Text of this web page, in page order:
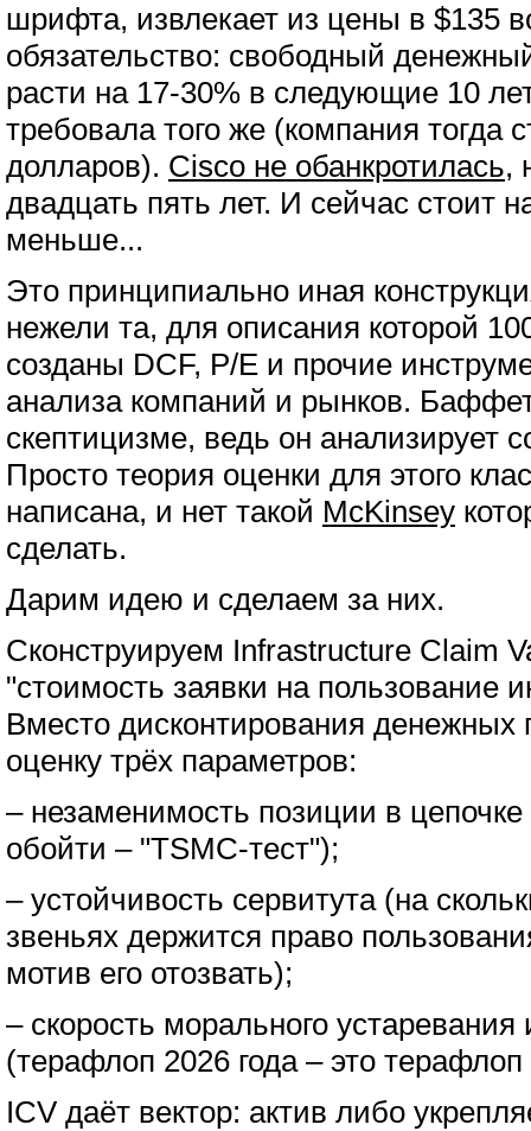
шрифта, извлекает из цены в $135
обязательство: свободный
расти на 17-30% в следующие 10
требовала того же (компания тогда
долларов). Cisco не обанкротилась,
двадцать пять лет. И сейчас стоит
меньше...
Это принципиально иная
нежели та, для описания которой
созданы DCF, P/E и прочие
анализа компаний и рынков.
скептицизме, ведь он анализирует
Просто теория оценки для этого
написана, и нет такой McKinsey
сделать.
Дарим идею и сделаем за них.
Сконструируем Infrastructure Claim
"стоимость заявки на пользование
Вместо дисконтирования денежных
оценку трёх параметров:
– незаменимость позиции в
обойти – "TSMC-тест");
– устойчивость сервитута (на
звеньях держится право
мотив его отозвать);
– скорость морального
(терафлоп 2026 года – это терафлоп
ICV даёт вектор: актив либо